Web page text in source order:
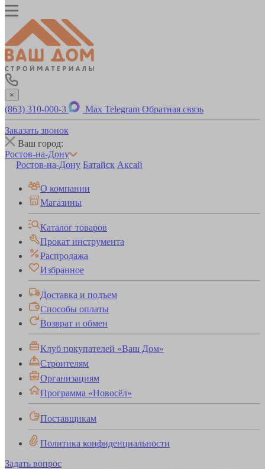
×
(863) 310-000-3 Max Telegram Обратная связь
Заказать звонок
Ваш город:
Ростов-на-Дону
Ростов-на-Дону Батайск Аксай
О компании
Магазины
Каталог товаров
Прокат инструмента
Распродажа
Избранное
Доставка и подъем
Способы оплаты
Возврат и обмен
Клуб покупателей «Ваш Дом»
Строителям
Организациям
Программа «Новосёл»
Поставщикам
Политика конфиденциальности
Задать вопрос